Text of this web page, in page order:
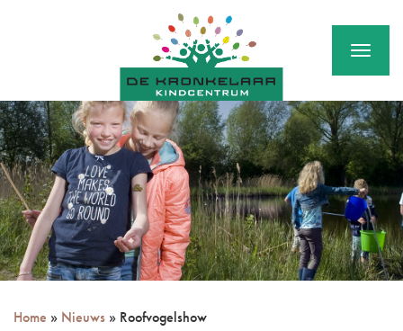
Menu
Home » Nieuws » Roofvogelshow